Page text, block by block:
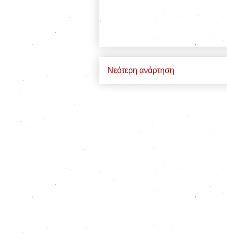
Νεότερη ανάρτηση